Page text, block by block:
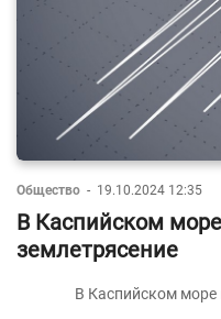
Общество - 19.10.2024 12:35
В Каспийском
землетрясение
В Каспийском море